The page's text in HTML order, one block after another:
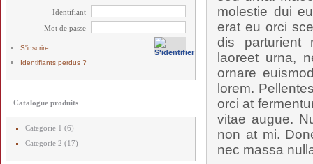
Identifiant
Mot de passe
S'inscrire
Identifiants perdus ?
Catalogue produits
Categorie 1 (6)
Categorie 2 (17)
molestie dui
erat eu orci
dis parturient
laoreet urna,
ornare
lorem.
orci at
vitae augue.
non at mi.
nec massa